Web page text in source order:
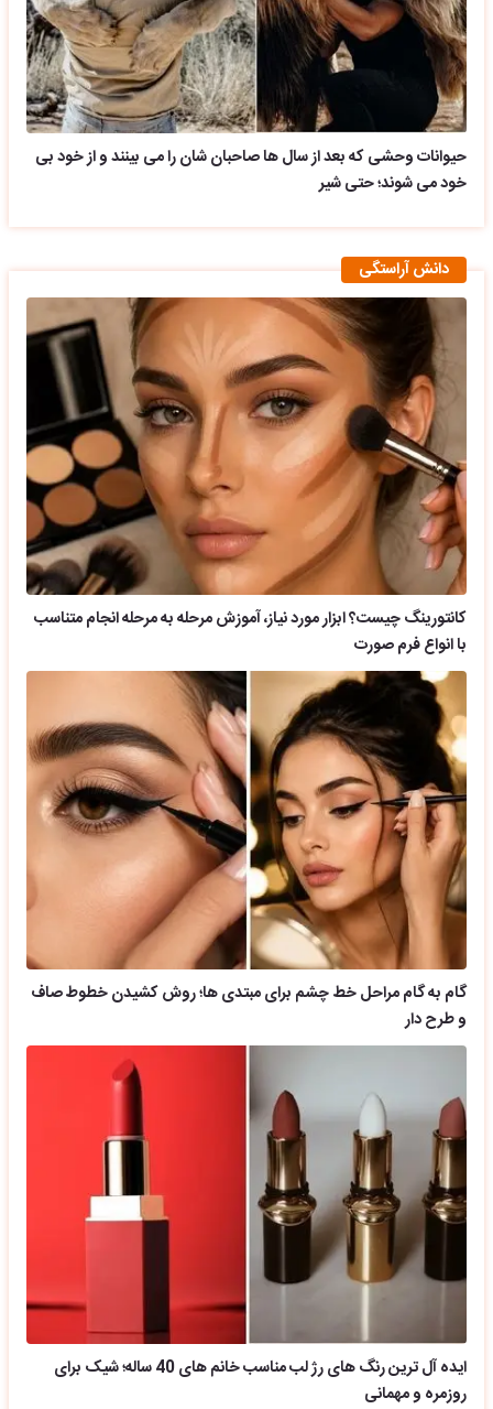
حیوانات وحشی که بعد از سال ها صاحبان شان را می بینند و از خود بی
خود می شوند؛ حتی شیر
دانش آراستگی
کانتورینگ چیست؟ ابزار مورد نیاز، آموزش مرحله به مرحله انجام متناسب
با انواع فرم صورت
گام به گام مراحل خط چشم برای مبتدی ها؛ روش کشیدن خطوط صاف
و طرح دار
ایده آل ترین رنگ های رژ لب مناسب خانم های 40 ساله؛ شیک برای
روزمره و مهمانی